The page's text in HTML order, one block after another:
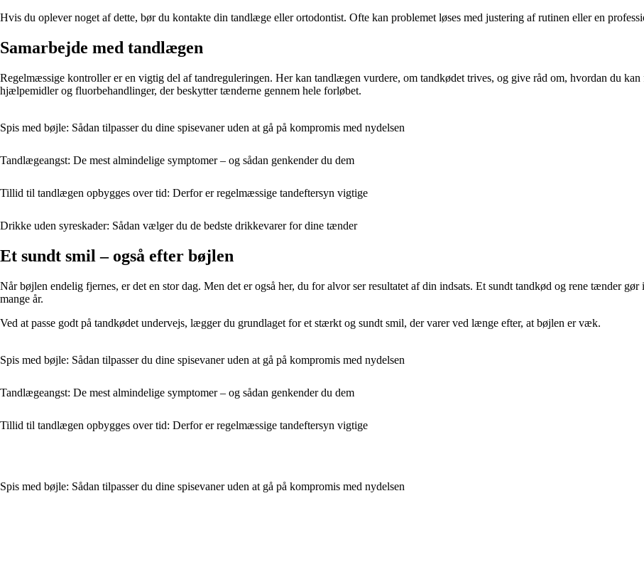
Hvis du oplever noget af dette, bør du kontakte din tandlæge eller ortodontist. Ofte kan problemet løses med justering af rutinen eller en
Samarbejde med tandlægen
Regelmæssige kontroller er en vigtig del af tandreguleringen. Her kan tandlægen vurdere, om tandkødet trives, og give råd om, hvordan du
hjælpemidler og fluorbehandlinger, der beskytter tænderne gennem hele forløbet.
Spis med bøjle: Sådan tilpasser du dine spisevaner uden at gå på kompromis med nydelsen
Tandlægeangst: De mest almindelige symptomer – og sådan genkender du dem
Tillid til tandlægen opbygges over tid: Derfor er regelmæssige tandeftersyn vigtige
Drikke uden syreskader: Sådan vælger du de bedste drikkevarer for dine tænder
Et sundt smil – også efter bøjlen
Når bøjlen endelig fjernes, er det en stor dag. Men det er også her, du for alvor ser resultatet af din indsats. Et sundt tandkød og rene tænder
mange år.
Ved at passe godt på tandkødet undervejs, lægger du grundlaget for et stærkt og sundt smil, der varer ved længe efter, at bøjlen er væk.
Spis med bøjle: Sådan tilpasser du dine spisevaner uden at gå på kompromis med nydelsen
Tandlægeangst: De mest almindelige symptomer – og sådan genkender du dem
Tillid til tandlægen opbygges over tid: Derfor er regelmæssige tandeftersyn vigtige
Spis med bøjle: Sådan tilpasser du dine spisevaner uden at gå på kompromis med nydelsen